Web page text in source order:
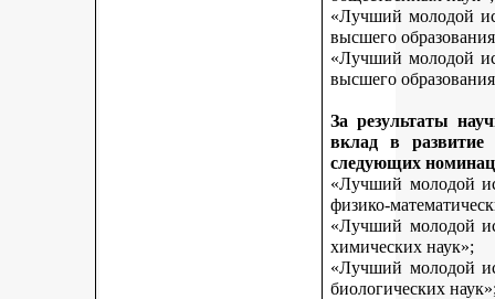
«Лучший молодой
высшего
«Лучший молодой
высшего
За результаты
вклад в развитие
следующих
«Лучший молодой
физико-
«Лучший молодой
химических наук»;
«Лучший молодой
биологических